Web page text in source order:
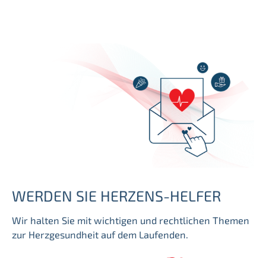
WERDEN SIE HERZENS-HELFER
Wir halten Sie mit wichtigen und rechtlichen Themen
zur Herzgesundheit auf dem Laufenden.